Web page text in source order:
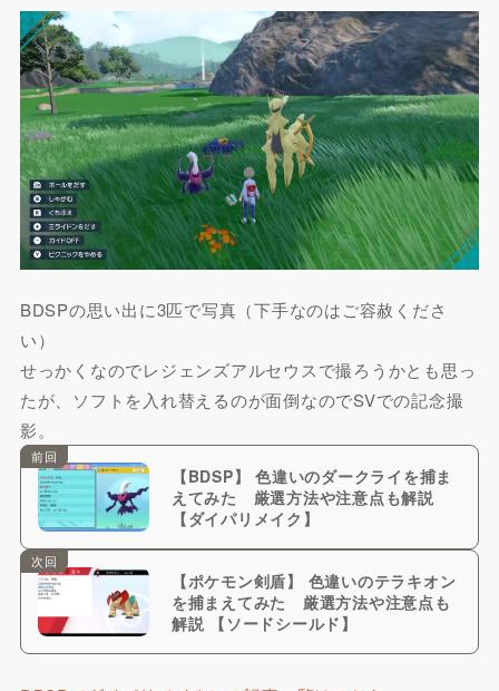
BDSPの思い出に3匹で写真（下手なのはご容赦くださ
い）
せっかくなのでレジェンズアルセウスで撮ろうかとも思っ
たが、ソフトを入れ替えるのが面倒なのでSVでの記念撮
影。
前回
【BDSP】 色違いのダークライを捕ま
えてみた 厳選方法や注意点も解説
【ダイパリメイク】
次回
【ポケモン剣盾】 色違いのテラキオン
を捕まえてみた 厳選方法や注意点も
解説 【ソードシールド】